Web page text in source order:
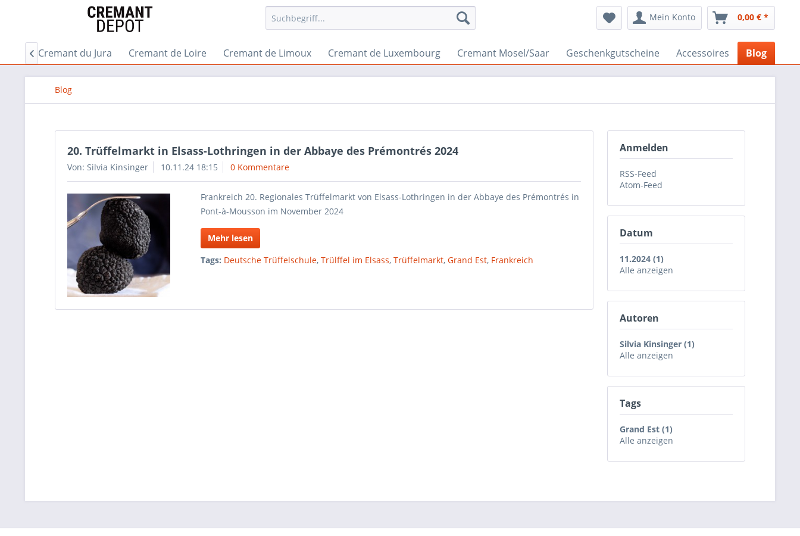
Mein Konto 0,00 € *
Cremant du Jura Cremant de Loire Cremant de Limoux Cremant de Luxembourg Cremant Mosel/Saar Geschenkgutscheine Accessoires Blog

Blog
Anmelden
RSS-Feed
Atom-Feed
Datum
11.2024 (1)
Alle anzeigen
Autoren
Silvia Kinsinger (1)
Alle anzeigen
Tags
Grand Est (1)
Alle anzeigen
20. Trüffelmarkt in Elsass-Lothringen in der Abbaye des Prémontrés 2024
Von: Silvia Kinsinger 10.11.24 18:15 0 Kommentare
Frankreich 20. Regionales Trüffelmarkt von Elsass-Lothringen in der Abbaye des Prémontrés in
Pont-à-Mousson im November 2024
Mehr lesen
Tags: Deutsche Trüffelschule,Trülffel im Elsass,Trüffelmarkt,Grand Est, Frankreich